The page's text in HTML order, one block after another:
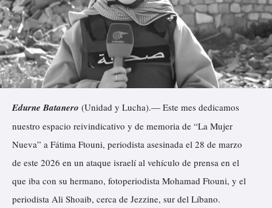
Edurne Batanero (Unidad y Lucha).— Este mes dedicamos
nuestro espacio reivindicativo y de memoria de “La Mujer
Nueva” a Fátima Ftouni, periodista asesinada el 28 de marzo
de este 2026 en un ataque israelí al vehículo de prensa en el
que iba con su hermano, fotoperiodista Mohamad Ftouni, y el
periodista Ali Shoaib, cerca de Jezzine, sur del Líbano.